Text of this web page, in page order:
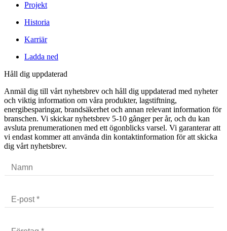
Projekt
Historia
Karriär
Ladda ned
Håll dig uppdaterad
Anmäl dig till vårt nyhetsbrev och håll dig uppdaterad med nyheter
och viktig information om våra produkter, lagstiftning,
energibesparingar, brandsäkerhet och annan relevant information för
branschen. Vi skickar nyhetsbrev 5-10 gånger per år, och du kan
avsluta prenumerationen med ett ögonblicks varsel. Vi garanterar att
vi endast kommer att använda din kontaktinformation för att skicka
dig vårt nyhetsbrev.